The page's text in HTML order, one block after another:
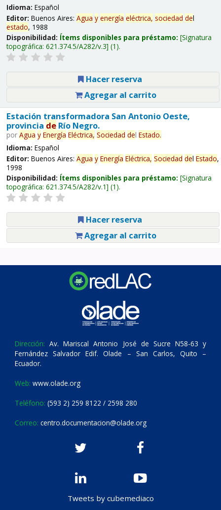
Idioma: Español
Editor: Buenos Aires: Agua y energía eléctrica, sociedad del
estado, 1988
Disponibilidad: Ítems disponibles para préstamo: Signatura
topográfica: 621.374.5/A282/v.3 (1).
Hacer reserva
Agregar al carrito
Estación transformadora San Antonio Oeste,
provincia deRío Negro.
por Agua y Energía Eléctrica, Sociedad del Estado.
Idioma: Español
Editor: Buenos Aires: Agua y Energía Eléctrica, Sociedad del Estado,
1998
Disponibilidad: Ítems disponibles para préstamo: Signatura
topográfica: 621.374.5/A282/v.1 (1).
Hacer reserva
Agregar al carrito
Dirección: Av. Mariscal Antonio José de Sucre N58-63 y
Fernández Salvador Edif. Olade – San Carlos, Quito –
Ecuador.
Web: www.olade.org
Teléfono: (593 2) 259 8122 / 2598 280
Correo: centro.documentacion@olade.org
Tweets by cubemediaco